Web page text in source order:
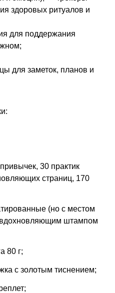
здоровых ритуалов и
для поддержания
для заметок, планов и
30 практик
страниц, 170
(но с местом
вдохновляющим штампом
80 г;
с золотым тиснением;